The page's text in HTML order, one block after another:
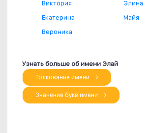
Виктория
Екатерина
Вероника
Элина
Майя
Узнать больше об имени Элай
Толкование имени
Значение букв имени